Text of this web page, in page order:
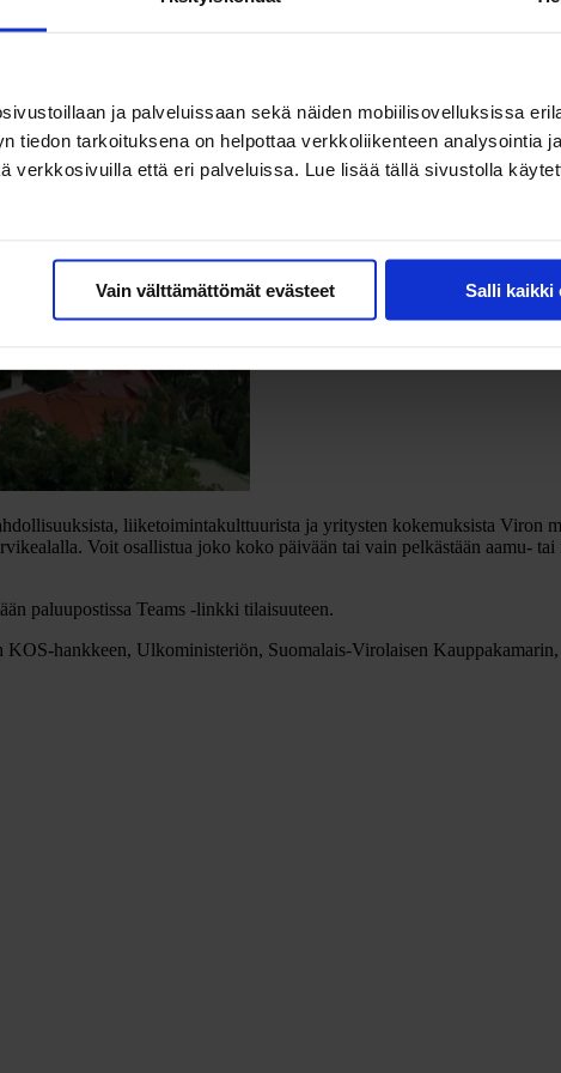
ja palveluissaan sekä näiden mobiilisovelluksissa
tiedon tarkoituksena on helpottaa verkkoliikenteen analysointia
verkkosivuilla että eri palveluissa. Lue lisää tällä sivustolla
Vain välttämättömät evästeet Salli kaikki
liiketoimintakulttuurista ja yritysten kokemuksista Viron
Voit osallistua joko koko päivään tai vain pelkästään aamu-
paluupostissa Teams -linkki tilaisuuteen.
hankkeen, Ulkoministeriön, Suomalais-Virolaisen